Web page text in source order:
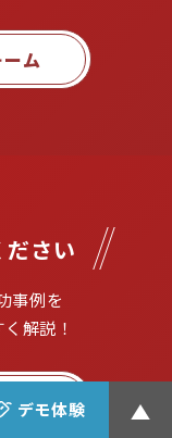
デモ体験
ム
さい
事例を
解説！
ド